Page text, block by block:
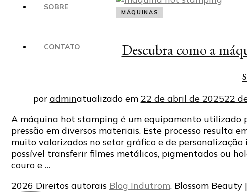
SOBRE
CONTATO
MÁQUINAS
Descubra como a
por adminatualizado em 22 de abril de 202522
A máquina hot stamping é um equipamento utilizado
pressão em diversos materiais. Este processo resulta
muito valorizados no setor gráfico e de
possível transferir filmes metálicos, pigmentados ou
couro e …
2026 Direitos autorais Blog Indutrom. Blossom Beauty